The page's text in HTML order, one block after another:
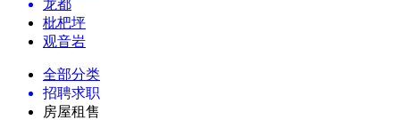
龙都
枇杷坪
观音岩
全部分类
招聘求职
房屋租售